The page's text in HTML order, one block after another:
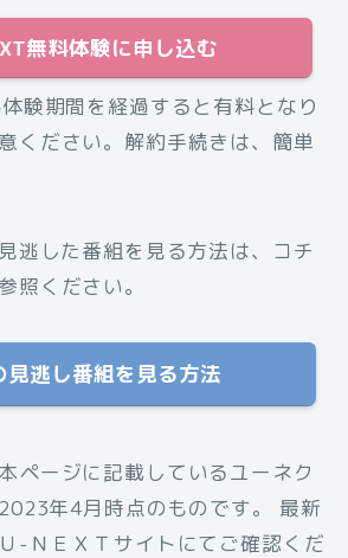
無料体験に申し込む
験期間を経過すると有料となり
ください。解約手続きは、簡単
逃した番組を見る方法は、コチ
照ください。
見逃し番組を見る方法
ページに記載しているユーネク
年4月時点のものです。 最新
-ＮＥＸＴサイトにてご確認くだ